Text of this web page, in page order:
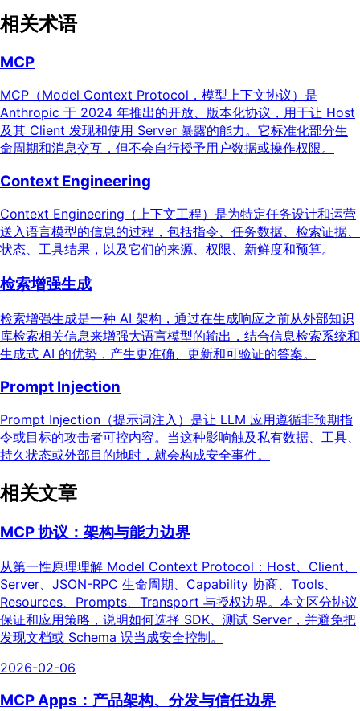
相关术语
MCP
MCP（Model Context Protocol，模型上下文协议）是
Anthropic 于 2024 年推出的开放、版本化协议，用于让 Host
及其 Client 发现和使用 Server 暴露的能力。它标准化部分生
命周期和消息交互，但不会自行授予用户数据或操作权限。
Context Engineering
Context Engineering（上下文工程）是为特定任务设计和运营
送入语言模型的信息的过程，包括指令、任务数据、检索证据、
状态、工具结果，以及它们的来源、权限、新鲜度和预算。
检索增强生成
检索增强生成是一种 AI 架构，通过在生成响应之前从外部知识
库检索相关信息来增强大语言模型的输出，结合信息检索系统和
生成式 AI 的优势，产生更准确、更新和可验证的答案。
Prompt Injection
Prompt Injection（提示词注入）是让 LLM 应用遵循非预期指
令或目标的攻击者可控内容。当这种影响触及私有数据、工具、
持久状态或外部目的地时，就会构成安全事件。
相关文章
MCP 协议：架构与能力边界
从第一性原理理解 Model Context Protocol：Host、Client、
Server、JSON-RPC 生命周期、Capability 协商、Tools、
Resources、Prompts、Transport 与授权边界。本文区分协议
保证和应用策略，说明如何选择 SDK、测试 Server，并避免把
发现文档或 Schema 误当成安全控制。
2026-02-06
MCP Apps：产品架构、分发与信任边界